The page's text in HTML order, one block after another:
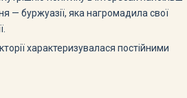
— буржуазії, яка нагромадила свої
характеризувалася постій­ними